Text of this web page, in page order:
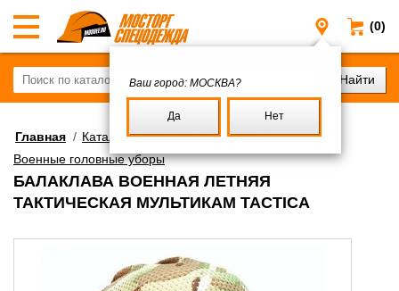
(0)
Москва
Ваш город: МОСКВА?
Да Нет
Главная / Каталог/Военное имущество/
Военные головные уборы
БАЛАКЛАВА ВОЕННАЯ ЛЕТНЯЯ
ТАКТИЧЕСКАЯ МУЛЬТИКАМ TACTICA